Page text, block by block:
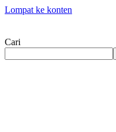
Lompat ke konten
Cari